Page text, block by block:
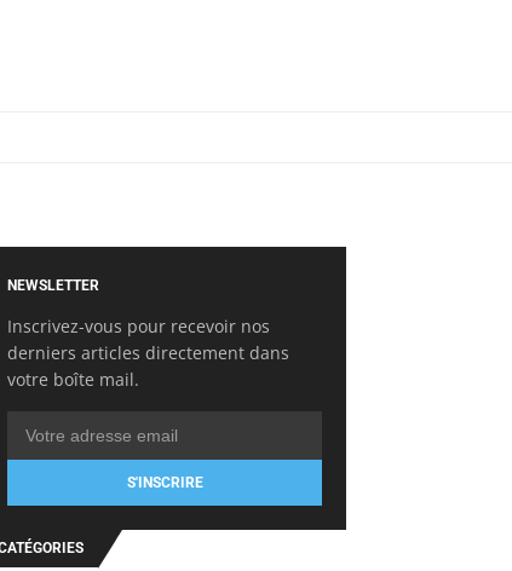
NEWSLETTER
Inscrivez-vous pour recevoir nos
derniers articles directement dans
votre boîte mail.
S'INSCRIRE